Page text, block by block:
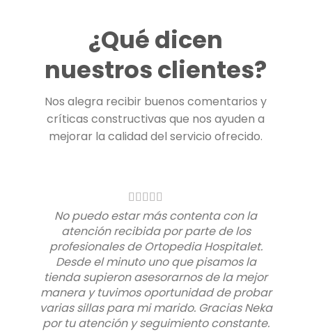
¿Qué dicen
nuestros clientes?
Nos alegra recibir buenos comentarios y
críticas constructivas que nos ayuden a
mejorar la calidad del servicio ofrecido.
No puedo estar más contenta con la
atención recibida por parte de los
profesionales de Ortopedia Hospitalet.
Desde el minuto uno que pisamos la
tienda supieron asesorarnos de la mejor
manera y tuvimos oportunidad de probar
varias sillas para mi marido. Gracias Neka
por tu atención y seguimiento constante.